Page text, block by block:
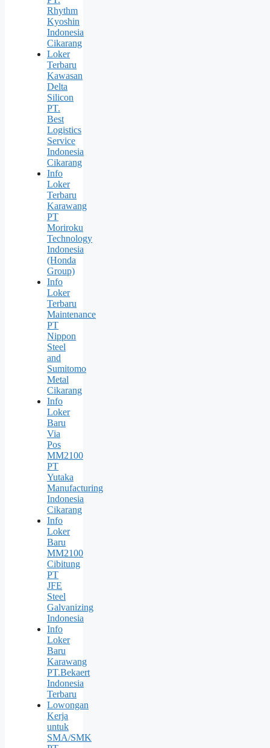
Rhythm
Kyoshin
Indonesia
Cikarang
Loker
Terbaru
Kawasan
Delta
Silicon
PT.
Best
Logistics
Service
Indonesia
Cikarang
Info
Loker
Terbaru
Karawang
PT
Moriroku
Technology
Indonesia
(Honda
Group)
Info
Loker
Terbaru
Maintenance
PT
Nippon
Steel
and
Sumitomo
Metal
Cikarang
Info
Loker
Baru
Via
Pos
MM2100
PT
Yutaka
Manufacturing
Indonesia
Cikarang
Info
Loker
Baru
MM2100
Cibitung
PT
JFE
Steel
Galvanizing
Indonesia
Info
Loker
Baru
Karawang
PT.Bekaert
Indonesia
Terbaru
Lowongan
Kerja
untuk
SMA/SMK